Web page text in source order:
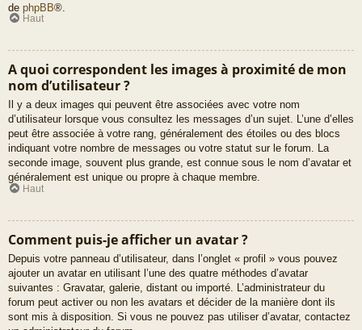
de phpBB®.
Haut
A quoi correspondent les images à proximité de mon
nom d’utilisateur ?
Il y a deux images qui peuvent être associées avec votre nom
d’utilisateur lorsque vous consultez les messages d’un sujet. L’une d’elles
peut être associée à votre rang, généralement des étoiles ou des blocs
indiquant votre nombre de messages ou votre statut sur le forum. La
seconde image, souvent plus grande, est connue sous le nom d’avatar et
généralement est unique ou propre à chaque membre.
Haut
Comment puis-je afficher un avatar ?
Depuis votre panneau d’utilisateur, dans l’onglet « profil » vous pouvez
ajouter un avatar en utilisant l’une des quatre méthodes d’avatar
suivantes : Gravatar, galerie, distant ou importé. L’administrateur du
forum peut activer ou non les avatars et décider de la manière dont ils
sont mis à disposition. Si vous ne pouvez pas utiliser d’avatar, contactez